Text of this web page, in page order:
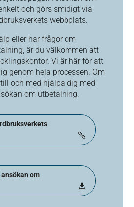
och görs smidigt via
webbplats.
eller har frågor om
är du välkommen att
Vi är här för att
genom hela processen. Om
och med hjälpa dig med
om utbetalning.
om